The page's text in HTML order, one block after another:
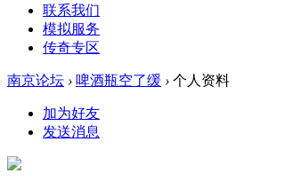
联系我们
模拟服务
传奇专区
南京论坛 › 啤酒瓶空了缓 › 个人资料
加为好友
发送消息